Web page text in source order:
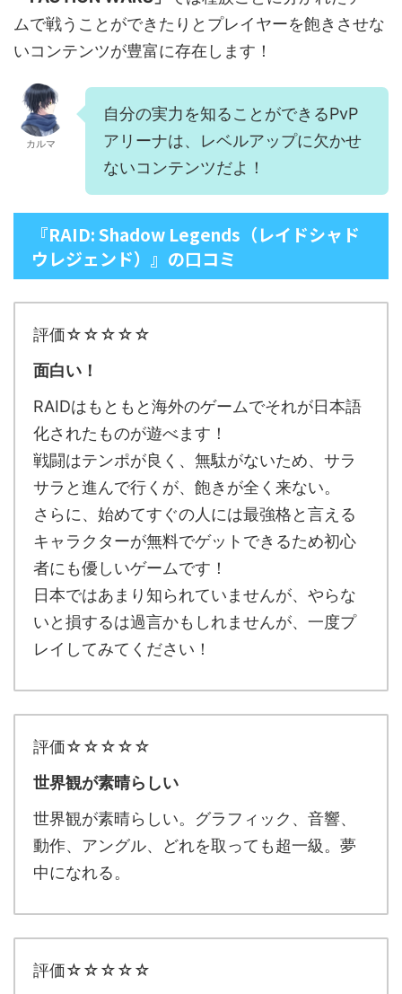
ムで戦うことができたりとプレイヤーを飽きさせな
いコンテンツが豊富に存在します！
カルマ
自分の実力を知ることができるPvP
アリーナは、レベルアップに欠かせ
ないコンテンツだよ！
『RAID: Shadow Legends（レイドシャド
ウレジェンド）』の口コミ
評価☆☆☆☆☆
面白い！
RAIDはもともと海外のゲームでそれが日本語
化されたものが遊べます！
戦闘はテンポが良く、無駄がないため、サラ
サラと進んで行くが、飽きが全く来ない。
さらに、始めてすぐの人には最強格と言える
キャラクターが無料でゲットできるため初心
者にも優しいゲームです！
日本ではあまり知られていませんが、やらな
いと損するは過言かもしれませんが、一度プ
レイしてみてください！
評価☆☆☆☆☆
世界観が素晴らしい
世界観が素晴らしい。グラフィック、音響、
動作、アングル、どれを取っても超一級。夢
中になれる。
評価☆☆☆☆☆